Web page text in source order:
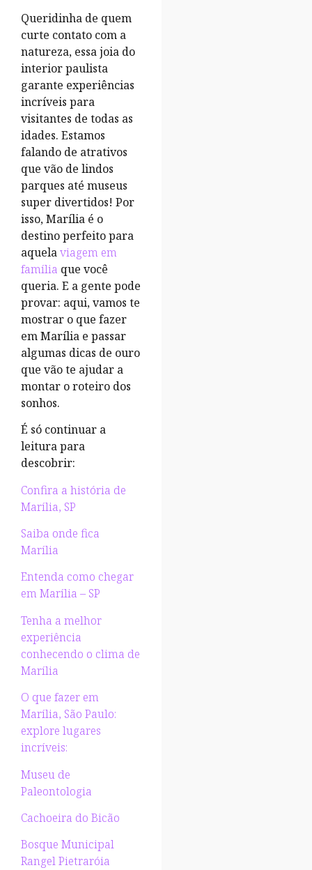
Queridinha de quem
curte contato com a
natureza, essa joia do
interior paulista
garante experiências
incríveis para
visitantes de todas as
idades. Estamos
falando de atrativos
que vão de lindos
parques até museus
super divertidos! Por
isso, Marília é o
destino perfeito para
aquelaviagem em
família que você
queria. E a gente pode
provar: aqui, vamos te
mostrar o que fazer
em Marília e passar
algumas dicas de ouro
que vão te ajudar a
montar o roteiro dos
sonhos.
É só continuar a
leitura para
descobrir:
Confira a história de
Marília, SP
Saiba onde fica
Marília
Entenda como chegar
em Marília – SP
Tenha a melhor
experiência
conhecendo o clima de
Marília
O que fazer em
Marília, São Paulo:
explore lugares
incríveis:
Museu de
Paleontologia
Cachoeira do Bicão
Bosque Municipal
Rangel Pietraróia